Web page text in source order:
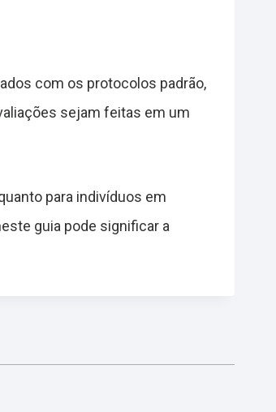
com os protocolos padrão,
sejam feitas em um
para indivíduos em
guia pode significar a